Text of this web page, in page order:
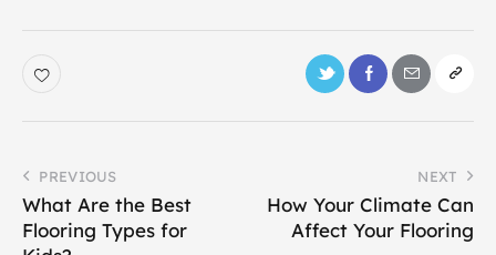
PREVIOUS
What Are the Best
Flooring Types for
NEXT
How Your Climate Can
Affect Your Flooring